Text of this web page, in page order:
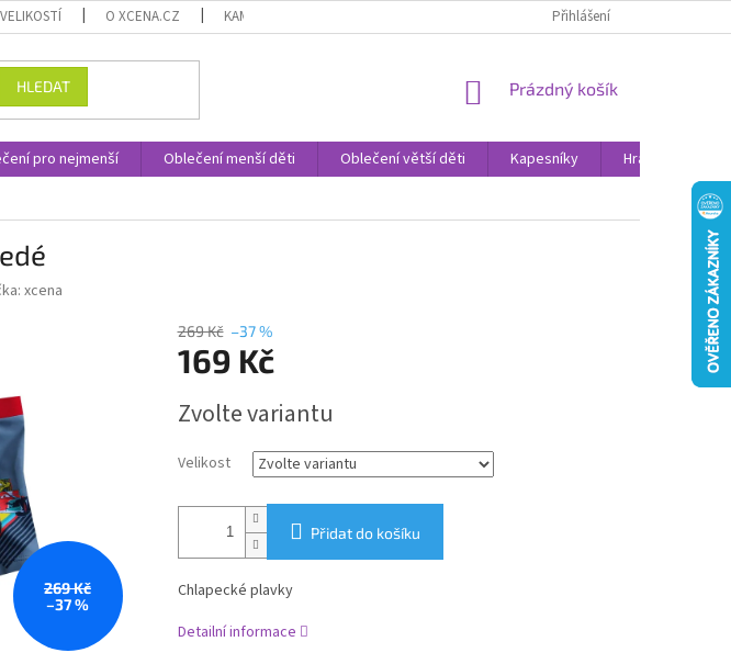
O XCENA.CZ KAMENNÉ PRODEJNY PROHLÁŠENÍ O OCHRANĚ OSOBNÍCH DAT
Přihlášení
HLEDAT
NÁKUPNÍ
Prázdný košík
pro nejmenší Oblečení menší děti Oblečení větší děti Kapesníky Hračky
xcena
269 Kč
–37 %
269 Kč –37 %
169 Kč
cena:
Zvolte variantu
Velikost
Přidat do košíku
Chlapecké plavky
Detailní informace